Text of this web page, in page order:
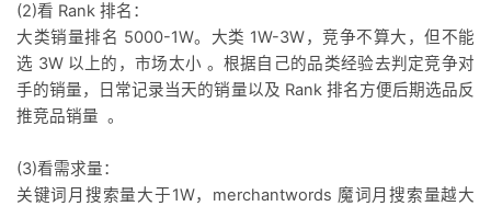
(2)看 Rank 排名：
大类销量排名 5000-1W。大类 1W-3W，竞争不算大，但不能
选 3W 以上的，市场太小 。根据自己的品类经验去判定竞争对
手的销量，日常记录当天的销量以及 Rank 排名方便后期选品反
推竞品销量 。
(3)看需求量：
关键词月搜索量大于1W，merchantwords 魔词月搜索量越大